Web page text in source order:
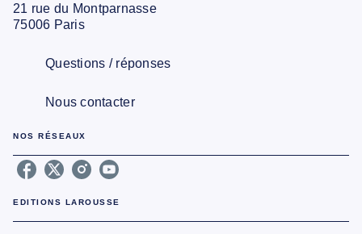
21 rue du Montparnasse
75006 Paris
Questions / réponses
Nous contacter
NOS RÉSEAUX
EDITIONS LAROUSSE